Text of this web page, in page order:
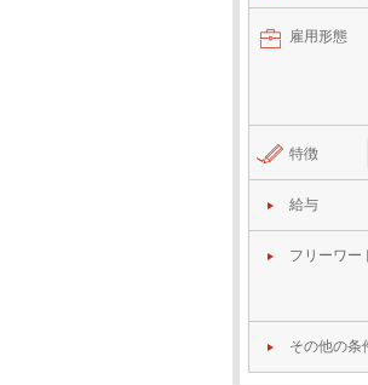
雇用形態
特徴
給与
フリーワー
その他の条